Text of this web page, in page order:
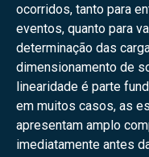
ocorridos, tanto para
eventos, quanto para
determinação das
dimensionamento de
linearidade é parte
em muitos casos, as
apresentam amplo
imediatamente antes